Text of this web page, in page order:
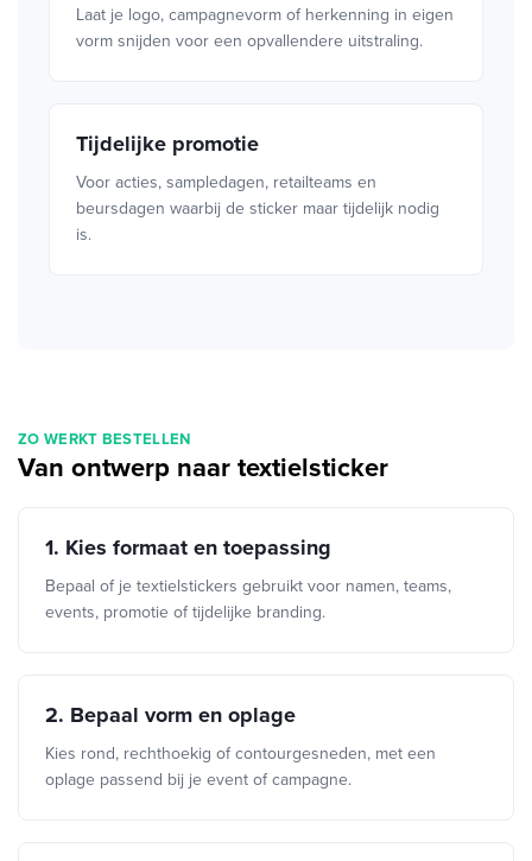
Laat je logo, campagnevorm of herkenning in eigen
vorm snijden voor een opvallendere uitstraling.
Tijdelijke promotie
Voor acties, sampledagen, retailteams en
beursdagen waarbij de sticker maar tijdelijk nodig
is.
ZO WERKT BESTELLEN
Van ontwerp naar textielsticker
1. Kies formaat en toepassing
Bepaal of je textielstickers gebruikt voor namen, teams,
events, promotie of tijdelijke branding.
2. Bepaal vorm en oplage
Kies rond, rechthoekig of contourgesneden, met een
oplage passend bij je event of campagne.